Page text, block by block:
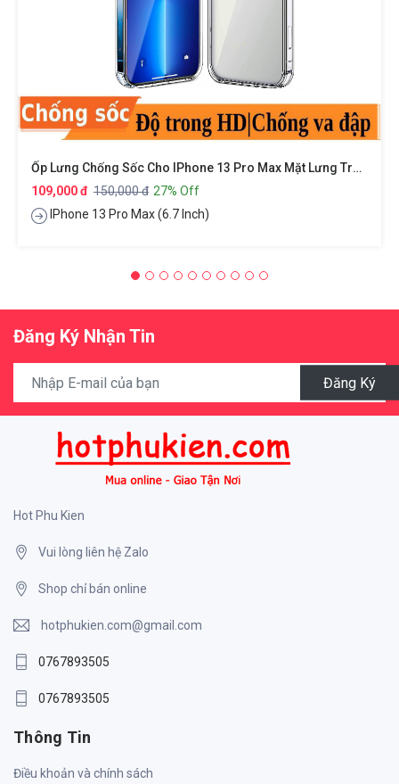
Ốp Lưng Chống Sốc Cho IPhone 13 Pro Max Mặt Lưng Trong Suốt Siêu Mỏng 0.8mm Hiệu X-Level Sparkling Series
109,000 đ 150,000 đ 27% Off
IPhone 13 Pro Max (6.7 Inch)
Đăng Ký Nhận Tin
Đăng Ký
Hot Phu Kien
Vui lòng liên hệ Zalo
Shop chỉ bán online
hotphukien.com@gmail.com
0767893505
0767893505
Thông Tin
Điều khoản và chính sách